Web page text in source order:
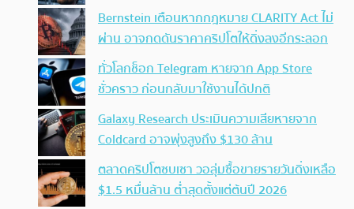
Bernstein เตือนหากกฎหมาย CLARITY Act ไม่
ผ่าน อาจกดดันราคาคริปโตให้ดิ่งลงอีกระลอก
ทั่วโลกช็อก Telegram หายจาก App Store
ชั่วคราว ก่อนกลับมาใช้งานได้ปกติ
Galaxy Research ประเมินความเสียหายจาก
Coldcard อาจพุ่งสูงถึง $130 ล้าน
ตลาดคริปโตซบเซา วอลุ่มซื้อขายรายวันดิ่งเหลือ
$1.5 หมื่นล้าน ต่ำสุดตั้งแต่ต้นปี 2026